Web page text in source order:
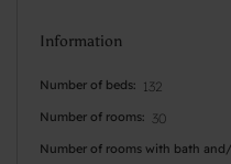
Information
Number of beds 132
Number of rooms 30
Number of rooms with bath